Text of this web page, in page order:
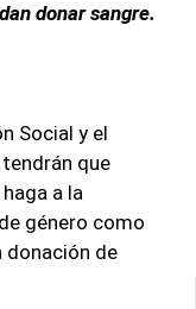
donar sangre.
Social y el
que
a la
género como
donación de